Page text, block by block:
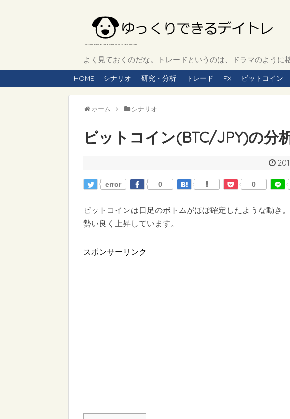
よく見ておくのだな。トレードというのは、ドラマのように
HOME シナリオ 研究・分析 トレード FX ビットコイン
ホーム シナリオ
ビットコイン(BTC/JPY)の分
error 0 0
ビットコインは日足のボトムがほぼ確定したような動き。
勢い良く上昇しています。
スポンサーリンク